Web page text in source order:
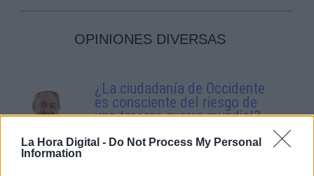
La Hora Digital - Do Not Process My Personal
Information
OPINIONES DIVERSAS
¿La ciudadanía de Occidente
es consciente del riesgo de
una tercera guerra mundial?
Geopolítica de Crisis